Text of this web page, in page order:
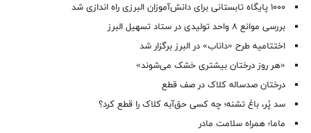
۱۰۰۰ پایگاه تابستانی برای دانش‌آموزان البرزی راه اندازی شد
بررسی موانع ۸ واحد تولیدی در ستاد تسهیل البرز
اختتامیه طرح «داناب» در البرز برگزار شد
«هر روز درختان بیشتری خشک می‌شوند»
درختان صدساله کلاک در صف قطع
سد پُر، باغ تشنه؛ چه کسی حق‌آبه کلاک را قطع کرد؟
ماما؛ همراه سلامت مادر